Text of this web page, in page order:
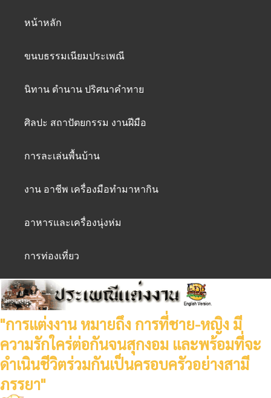
หน้าหลัก
ขนบธรรมเนียมประเพณี
นิทาน ตำนาน ปริศนาคำทาย
ศิลปะ สถาปัตยกรรม งานฝีมือ
การละเล่นพื้นบ้าน
งาน อาชีพ เครื่องมือทำมาหากิน
อาหารและเครื่องนุ่งห่ม
การท่องเที่ยว
"การแต่งงาน หมายถึง การที่ชาย-หญิง มี
ความรักใคร่ต่อกันจนสุกงอม และพร้อมที่จะ
ดำเนินชีวิตร่วมกันเป็นครอบครัวอย่างสามี
ภรรยา"